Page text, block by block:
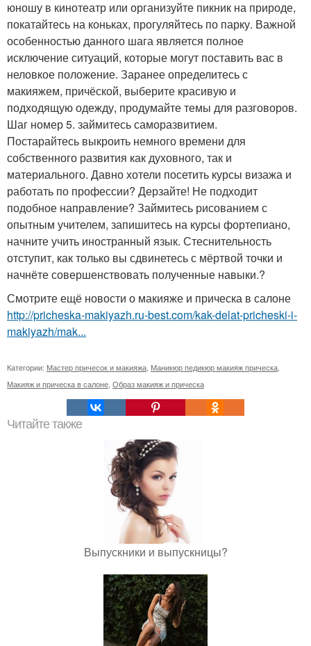
юношу в кинотеатр или организуйте пикник на природе,
покатайтесь на коньках, прогуляйтесь по парку. Важной
особенностью данного шага является полное
исключение ситуаций, которые могут поставить вас в
неловкое положение. Заранее определитесь с
макияжем, причёской, выберите красивую и
подходящую одежду, продумайте темы для разговоров.
Шаг номер 5. займитесь саморазвитием.
Постарайтесь выкроить немного времени для
собственного развития как духовного, так и
материального. Давно хотели посетить курсы визажа и
работать по профессии? Дерзайте! Не подходит
подобное направление? Займитесь рисованием с
опытным учителем, запишитесь на курсы фортепиано,
начните учить иностранный язык. Стеснительность
отступит, как только вы сдвинетесь с мёртвой точки и
начнёте совершенствовать полученные навыки.?
Смотрите ещё новости о макияже и прическа в салоне
http://pricheska-makiyazh.ru-best.com/kak-delat-pricheski-i-
makiyazh/mak...
Категории: Мастер причесок и макияжа Маникюр педикюр макияж прическа
Макияж и прическа в салоне Образ макияж и прическа
Читайте также
Выпускники и выпускницы?